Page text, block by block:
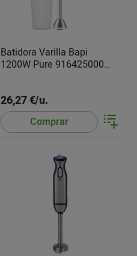
Batidora Varilla Bapi
1200W Pure 916425000
26,27 €/u.
Comprar